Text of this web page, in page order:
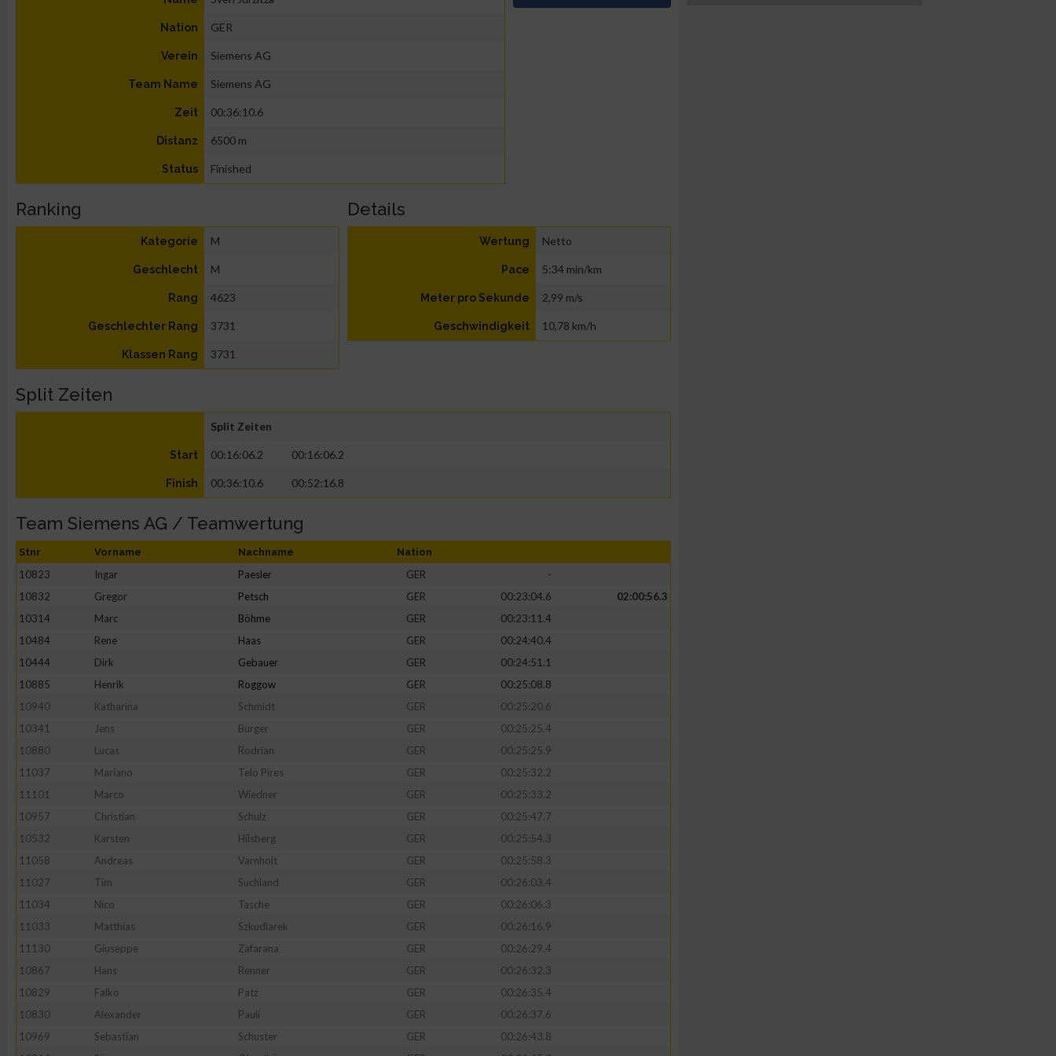
Nation GER
Verein Siemens AG
Team Name Siemens AG
Zeit 00:36:10.6
Distanz 6500 m
Status Finished
Ranking
Kategorie M
Geschlecht M
Rang 4623
Geschlechter Rang 3731
Klassen Rang 3731
Details
Wertung Netto
Pace 5:34 min/km
Meter pro Sekunde 2,99 m/s
Geschwindigkeit 10,78 km/h
Split Zeiten
Split Zeiten
Start 00:16:06.2 00:16:06.2
Finish 00:36:10.6 00:52:16.8
Team Siemens AG / Teamwertung
Stnr Vorname Nachname Nation
10823 Ingar Paesler GER
-
10832
Gregor Petsch GER 00:23:04.6
02:00:56.3
10314
Marc Böhme GER
00:23:11.4
10484
Rene Haas GER
00:24:40.4
10444
Dirk Gebauer GER
00:24:51.1
10885
Henrik Roggow GER
00:25:08.8
10940
Katharina Schmidt GER
00:25:20.6
10341
Jens Burger GER
00:25:25.4
10880
Lucas Rodrian GER
00:25:25.9
11037
Mariano Telo Pires GER
00:25:32.2
11101
Marco Wiedner GER
00:25:33.2
10957
Christian Schulz GER
00:25:47.7
10532
Karsten Hilsberg GER
00:25:54.3
11058
Andreas Varnholt GER
00:25:58.3
11027
Tim Suchland GER
00:26:03.4
11034
Nico Tasche GER
00:26:06.3
11033
Matthias Szkudlarek GER
00:26:16.9
11130
Giuseppe Zafarana GER
00:26:29.4
10867
Hans Renner GER
00:26:32.3
10829
Falko Patz GER
00:26:35.4
10830
Alexander Pauli GER
00:26:37.6
10969
Sebastian Schuster GER
00:26:43.8